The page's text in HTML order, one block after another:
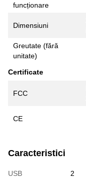
funcționare
Dimensiuni
Greutate (fără
unitate)
Certificate
FCC
CE
Caracteristici
USB
2